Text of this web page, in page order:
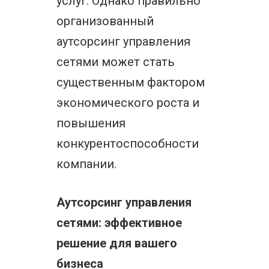
организованный
аутсорсинг управления
сетями может стать
существенным фактором
экономического роста и
повышения
конкурентоспособности
компании.
Аутсорсинг управления
сетями: эффективное
решение для вашего
бизнеса